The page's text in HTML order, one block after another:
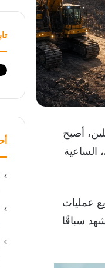
الساعية
عمليات
سباقًا